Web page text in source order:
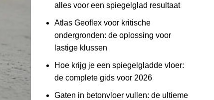
alles voor een spiegelglad resultaat
Atlas Geoflex voor kritische
ondergronden: de oplossing voor
lastige klussen
Hoe krijg je een spiegelgladde vloer:
de complete gids voor 2026
Gaten in betonvloer vullen: de ultieme